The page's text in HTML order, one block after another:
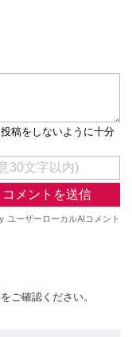
ご確認ください。